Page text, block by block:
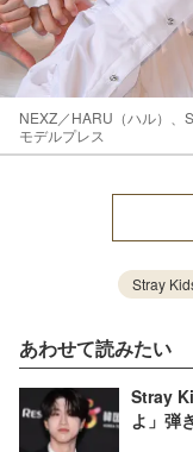
NEXZ／HARU（ハル）、
モデルプレス
Stray
あわせて読みたい
Stray
よ」弾